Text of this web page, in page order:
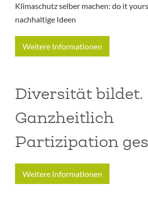
Klimaschutz selber machen: do it
nachhaltige Ideen
Weitere Informationen
Diversität bildet.
Ganzheitlich
Partizipation
Weitere Informationen